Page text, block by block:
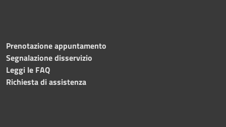
Prenotazione appuntamento
Segnalazione disservizio
Leggi le FAQ
Richiesta di assistenza